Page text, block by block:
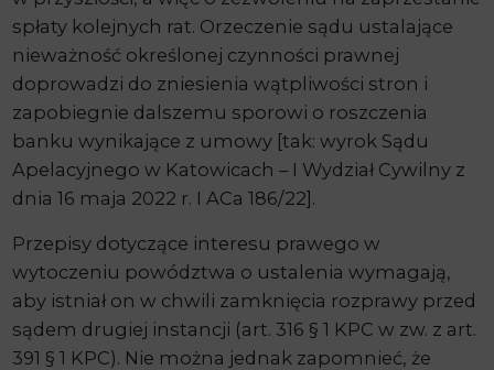
spłaty kolejnych rat. Orzeczenie sądu ustalające
nieważność określonej czynności prawnej
doprowadzi do zniesienia wątpliwości stron i
zapobiegnie dalszemu sporowi o roszczenia
banku wynikające z umowy [tak: wyrok Sądu
Apelacyjnego w Katowicach – I Wydział Cywilny z
dnia 16 maja 2022 r. I ACa 186/22].
Przepisy dotyczące interesu prawego w
wytoczeniu powództwa o ustalenia wymagają,
aby istniał on w chwili zamknięcia rozprawy przed
sądem drugiej instancji (art. 316 § 1 KPC w zw. z art.
391 § 1 KPC). Nie można jednak zapomnieć, że